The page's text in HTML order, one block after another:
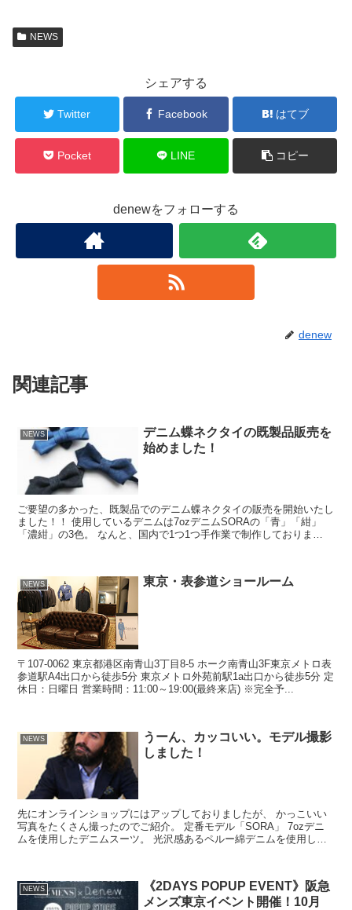
NEWS
シェアする
Twitter Facebook はてブ
Pocket LINE コピー
denewをフォローする
denew
関連記事
NEWS
デニム蝶ネクタイの既製品販売を
始めました！
ご要望の多かった、既製品でのデニム蝶ネクタイの販売を開始いたし
ました！！ 使用しているデニムは7ozデニムSORAの「青」「紺」
「濃紺」の3色。 なんと、国内で1つ1つ手作業で制作しておりま
NEWS 東京・表参道ショールーム
〒107-0062 東京都港区南青山3丁目8-5 ホーク南青山3F東京メトロ表
参道駅A4出口から徒歩5分 東京メトロ外苑前駅1a出口から徒歩5分 定
休日：日曜日 営業時間：11:00～19:00(最終来店) ※完全予...
NEWS
うーん、カッコいい。モデル撮影
しました！
先にオンラインショップにはアップしておりましたが、 かっこいい
写真をたくさん撮ったのでご紹介。 定番モデル「SORA」 7ozデニ
ムを使用したデニムスーツ。 光沢感あるペルー綿デニムを使用して
NEWS
《2DAYS POPUP EVENT》阪急
メンズ東京イベント開催！10月